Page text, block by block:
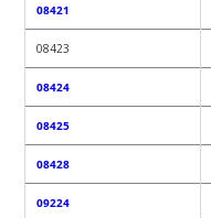
08421
08423
08424
08425
08428
09224